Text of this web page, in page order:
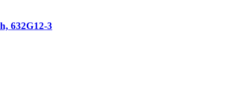
632G12-3